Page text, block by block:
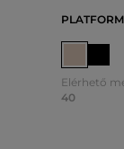
Elérhető
40